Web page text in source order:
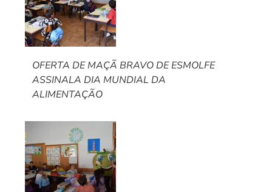
OFERTA DE MAÇÃ BRAVO DE ESMOLFE
ASSINALA DIA MUNDIAL DA
ALIMENTAÇÃO